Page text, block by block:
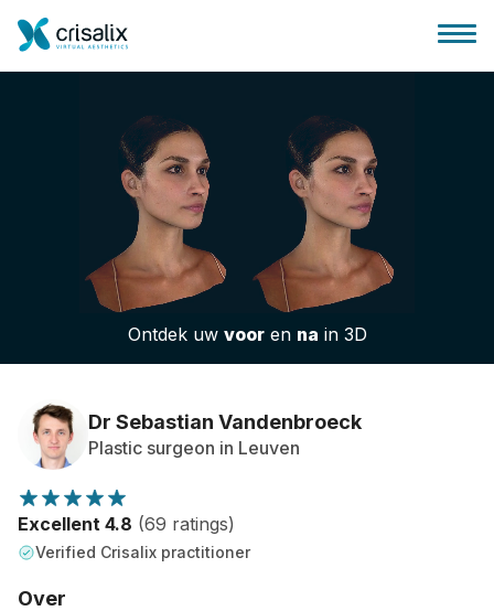
Huis chirurg
3D business platform
Patiëntrecensies
Ontdek uw vooren na in 3D
Dr Sebastian Vandenbroeck
Plastic surgeon in Leuven
Excellent 4.8 (69 ratings)
Verified Crisalix practitioner
Over